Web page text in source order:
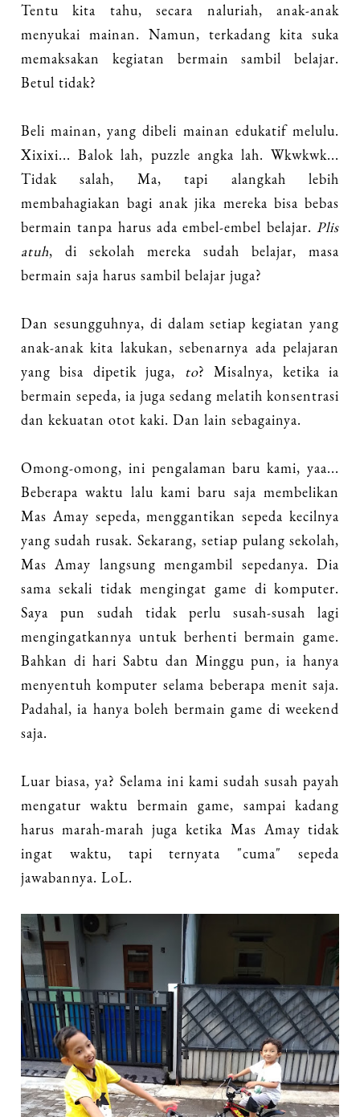
Tentu kita tahu, secara naluriah, anak-anak
menyukai mainan. Namun, terkadang kita suka
memaksakan kegiatan bermain sambil belajar.
Betul tidak?
Beli mainan, yang dibeli mainan edukatif melulu.
Xixixi... Balok lah, puzzle angka lah. Wkwkwk...
Tidak salah, Ma, tapi alangkah lebih
membahagiakan bagi anak jika mereka bisa bebas
bermain tanpa harus ada embel-embel belajar.Plis
atuh, di sekolah mereka sudah belajar, masa
bermain saja harus sambil belajar juga?
Dan sesungguhnya, di dalam setiap kegiatan yang
anak-anak kita lakukan, sebenarnya ada pelajaran
yang bisa dipetik juga, to? Misalnya, ketika ia
bermain sepeda, ia juga sedang melatih konsentrasi
dan kekuatan otot kaki. Dan lain sebagainya.
Omong-omong, ini pengalaman baru kami, yaa...
Beberapa waktu lalu kami baru saja membelikan
Mas Amay sepeda, menggantikan sepeda kecilnya
yang sudah rusak. Sekarang, setiap pulang sekolah,
Mas Amay langsung mengambil sepedanya. Dia
sama sekali tidak mengingat game di komputer.
Saya pun sudah tidak perlu susah-susah lagi
mengingatkannya untuk berhenti bermain game.
Bahkan di hari Sabtu dan Minggu pun, ia hanya
menyentuh komputer selama beberapa menit saja.
Padahal, ia hanya boleh bermain game di weekend
saja.
Luar biasa, ya? Selama ini kami sudah susah payah
mengatur waktu bermain game, sampai kadang
harus marah-marah juga ketika Mas Amay tidak
ingat waktu, tapi ternyata "cuma" sepeda
jawabannya. LoL.